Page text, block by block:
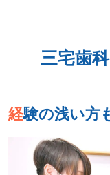
三宅歯
経験の浅い